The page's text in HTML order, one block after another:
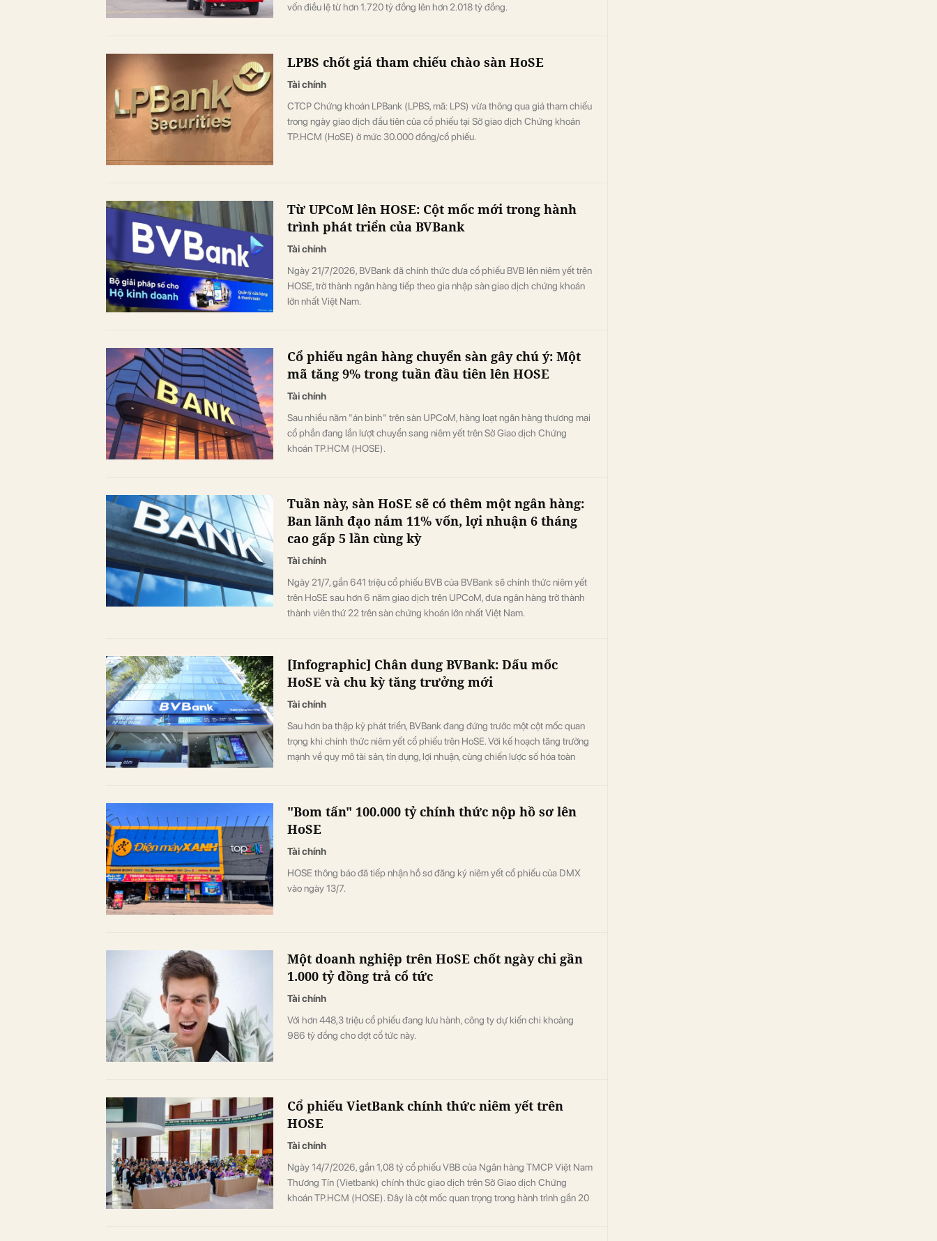
vốn điều lệ từ hơn 1.720 tỷ đồng lên hơn 2.018 tỷ đồng.
LPBS chốt giá tham chiếu chào sàn HoSE
Tài chính
CTCP Chứng khoán LPBank (LPBS, mã: LPS) vừa thông qua giá tham chiếu
trong ngày giao dịch đầu tiên của cổ phiếu tại Sở giao dịch Chứng khoán
TP.HCM (HoSE) ở mức 30.000 đồng/cổ phiếu.
Từ UPCoM lên HOSE: Cột mốc mới trong hành
trình phát triển của BVBank
Tài chính
Ngày 21/7/2026, BVBank đã chính thức đưa cổ phiếu BVB lên niêm yết trên
HOSE, trở thành ngân hàng tiếp theo gia nhập sàn giao dịch chứng khoán
lớn nhất Việt Nam.
Cổ phiếu ngân hàng chuyển sàn gây chú ý: Một
mã tăng 9% trong tuần đầu tiên lên HOSE
Tài chính
Sau nhiều năm "án binh" trên sàn UPCoM, hàng loạt ngân hàng thương mại
cổ phần đang lần lượt chuyển sang niêm yết trên Sở Giao dịch Chứng
khoán TP.HCM (HOSE).
Tuần này, sàn HoSE sẽ có thêm một ngân hàng:
Ban lãnh đạo nắm 11% vốn, lợi nhuận 6 tháng
cao gấp 5 lần cùng kỳ
Tài chính
Ngày 21/7, gần 641 triệu cổ phiếu BVB của BVBank sẽ chính thức niêm yết
trên HoSE sau hơn 6 năm giao dịch trên UPCoM, đưa ngân hàng trở thành
thành viên thứ 22 trên sàn chứng khoán lớn nhất Việt Nam.
[Infographic] Chân dung BVBank: Dấu mốc
HoSE và chu kỳ tăng trưởng mới
Tài chính
Sau hơn ba thập kỷ phát triển, BVBank đang đứng trước một cột mốc quan
trọng khi chính thức niêm yết cổ phiếu trên HoSE. Với kế hoạch tăng trưởng
mạnh về quy mô tài sản, tín dụng, lợi nhuận, cùng chiến lược số hóa toàn
"Bom tấn" 100.000 tỷ chính thức nộp hồ sơ lên
HoSE
Tài chính
HOSE thông báo đã tiếp nhận hồ sơ đăng ký niêm yết cổ phiếu của DMX
vào ngày 13/7.
Một doanh nghiệp trên HoSE chốt ngày chi gần
1.000 tỷ đồng trả cổ tức
Tài chính
Với hơn 448,3 triệu cổ phiếu đang lưu hành, công ty dự kiến chi khoảng
986 tỷ đồng cho đợt cổ tức này.
Cổ phiếu VietBank chính thức niêm yết trên
HOSE
Tài chính
Ngày 14/7/2026, gần 1,08 tỷ cổ phiếu VBB của Ngân hàng TMCP Việt Nam
Thương Tín (Vietbank) chính thức giao dịch trên Sở Giao dịch Chứng
khoán TP.HCM (HOSE). Đây là cột mốc quan trọng trong hành trình gần 20